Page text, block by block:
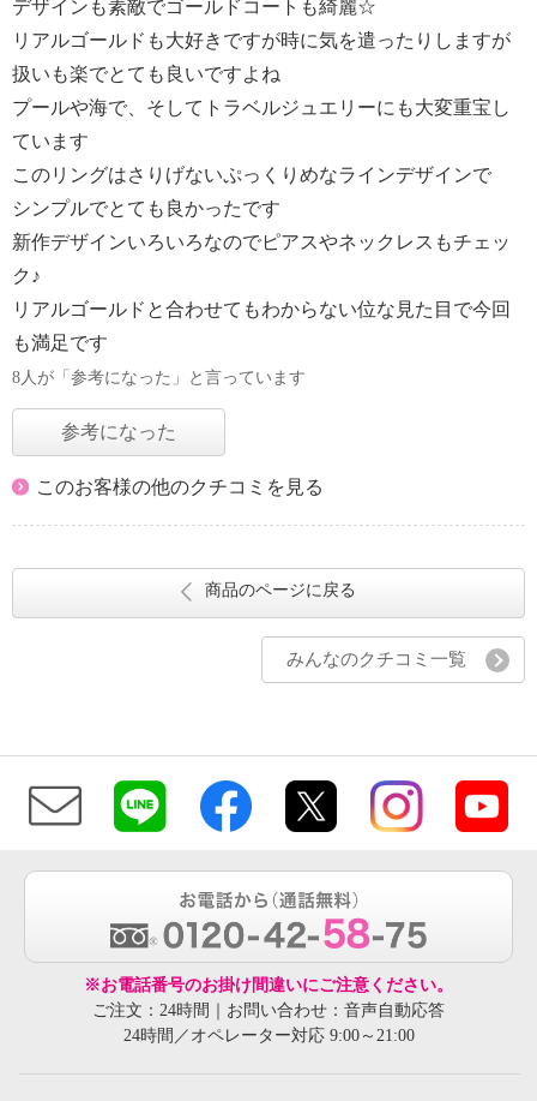
デザインも素敵でゴールドコートも綺麗☆
リアルゴールドも大好きですが時に気を遣ったりしますが
扱いも楽でとても良いですよね
プールや海で、そしてトラベルジュエリーにも大変重宝し
ています
このリングはさりげないぷっくりめなラインデザインで
シンプルでとても良かったです
新作デザインいろいろなのでピアスやネックレスもチェッ
ク♪
リアルゴールドと合わせてもわからない位な見た目で今回
も満足です
8人が「参考になった」と言っています
参考になった
このお客様の他のクチコミを見る
商品のページに戻る
みんなのクチコミ一覧
※お電話番号のお掛け間違いにご注意ください。
ご注文：24時間｜お問い合わせ：音声自動応答
24時間／オペレーター対応 9:00～21:00